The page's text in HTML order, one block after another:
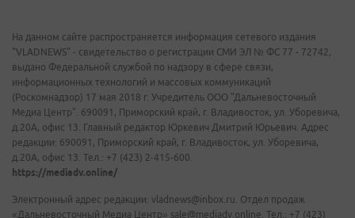
На данном сайте распространяется информация сетевого издания
"VLADNEWS" - свидетельство о регистрации СМИ ЭЛ № ФС 77 - 72742,
выдано Федеральной службой по надзору в сфере связи,
информационных технологий и массовых коммуникаций
(Роскомнадзор) 17 мая 2018 г. Учредитель ООО "Дальневосточный
Медиа Центр". 690091, Приморский край, г. Владивосток, ул. Уборевича,
д.20А, офис 13. Главный редактор Юркевич Дмитрий Юрьевич. Адрес
редакции: 690091, Приморский край, г. Владивосток, ул. Уборевича,
д.20А, офис 13. Тел.: +7 (423) 2-415-600.
https://mediadv.online/
Электронный адрес редакции: vladnews@inbox.ru. Отдел продаж
«Дальневосточный Медиа Центр» sale@mediadv.online. Тел.: +7 (423)